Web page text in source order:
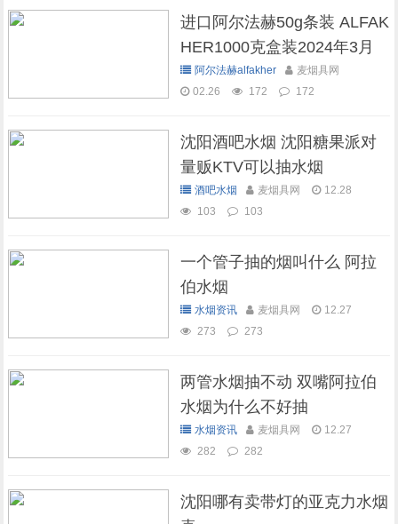
进口阿尔法赫50g条装 ALFAK
HER1000克盒装2024年3月
现货库存
阿尔法赫alfakher
麦烟具网
02.26
172 172
沈阳酒吧水烟 沈阳糖果派对
量贩KTV可以抽水烟
酒吧水烟 麦烟具网
12.28
103
103
一个管子抽的烟叫什么 阿拉
伯水烟
水烟资讯 麦烟具网
12.27
273
273
两管水烟抽不动 双嘴阿拉伯
水烟为什么不好抽
水烟资讯 麦烟具网
12.27
282
282
沈阳哪有卖带灯的亚克力水烟